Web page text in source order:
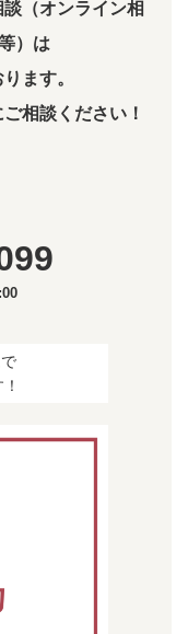
（オンライン相
）は
ます。
相談ください！